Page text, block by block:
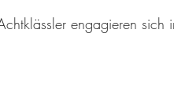
engagieren